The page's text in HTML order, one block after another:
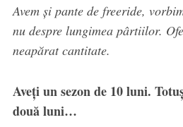
Avem și pante de freeride,
nu despre lungimea pârtiilor.
neapărat cantitate.
Aveți un sezon de 10 luni.
două luni…